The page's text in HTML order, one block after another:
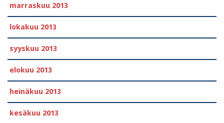
marraskuu 2013
lokakuu 2013
syyskuu 2013
elokuu 2013
heinäkuu 2013
kesäkuu 2013